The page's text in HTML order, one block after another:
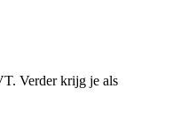
Verder krijg je als